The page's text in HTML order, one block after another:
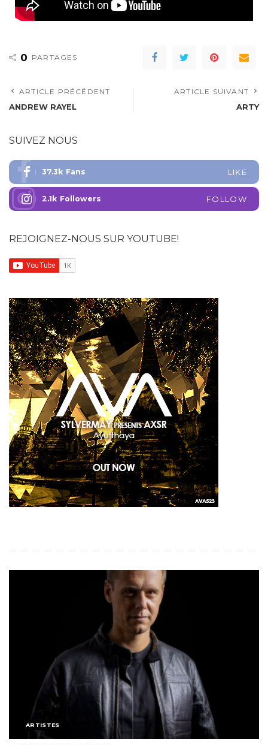
0 PARTAGES
ARTICLE PRÉCÉDENT
ANDREW RAYEL
ARTICLE SUIVANT
ARTY
SUIVEZ NOUS
37.3k Fans LIKE
2.1k Followers FOLLOW
REJOIGNEZ-NOUS SUR YOUTUBE!
ARTISTES